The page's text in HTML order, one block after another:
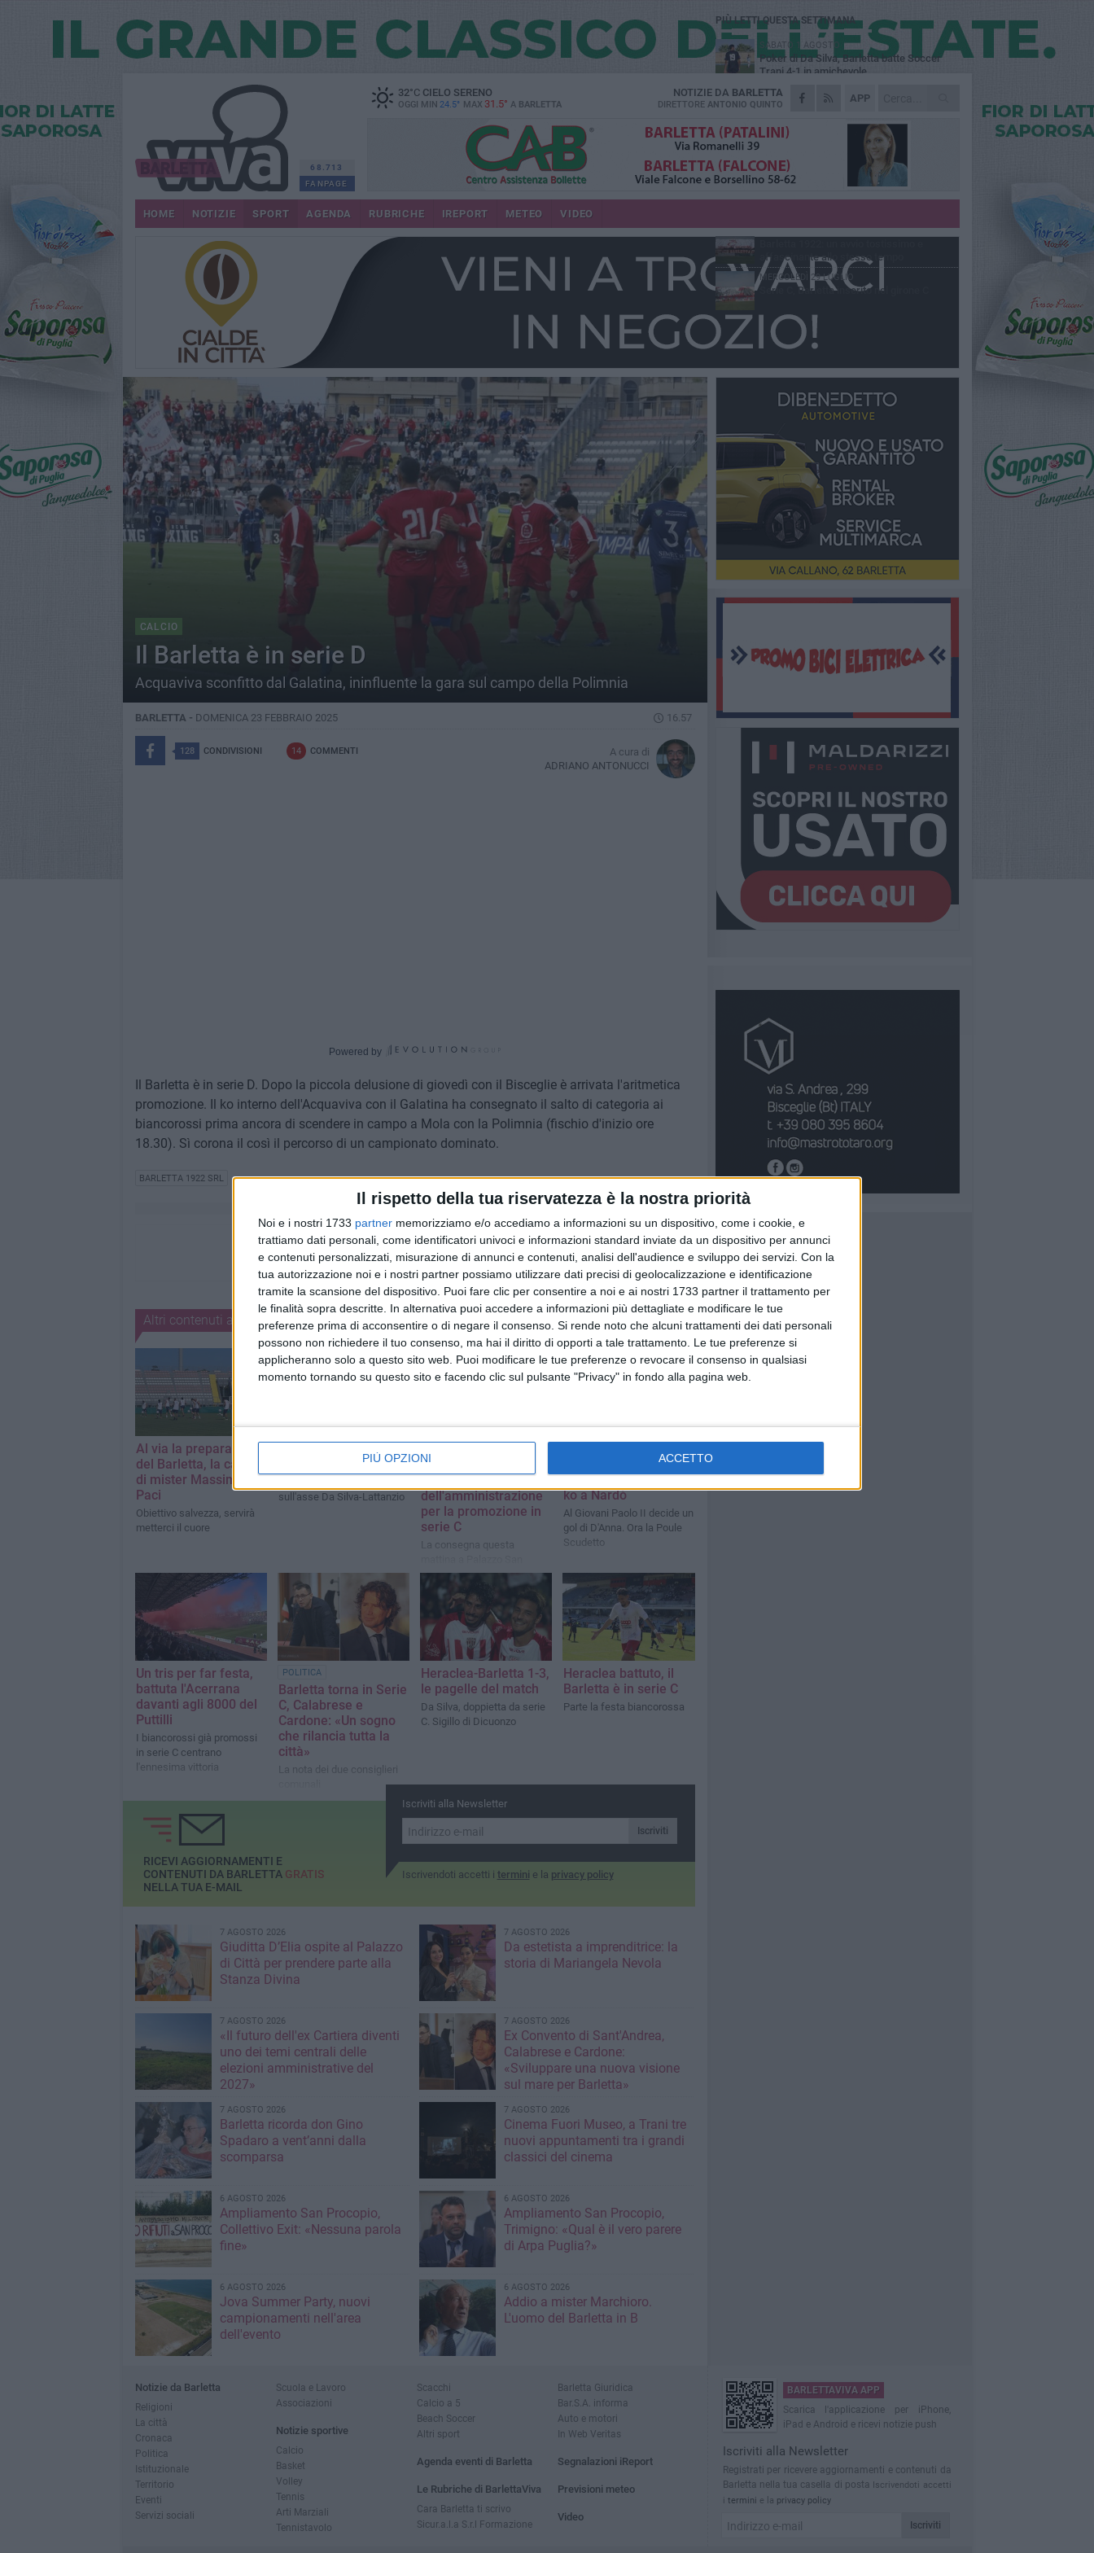
Il rispetto della tua riservatezza è la nostra priorità
Noi e i nostri 1733 partner memorizziamo e/o accediamo a informazioni su un dispositivo, come i cookie, e
trattiamo dati personali, come identificatori univoci e informazioni standard inviate da un dispositivo per annunci
e contenuti personalizzati, misurazione di annunci e contenuti, analisi dell'audience e sviluppo dei servizi. Con la
tua autorizzazione noi e i nostri partner possiamo utilizzare dati precisi di geolocalizzazione e identificazione
tramite la scansione del dispositivo. Puoi fare clic per consentire a noi e ai nostri 1733 partner il trattamento per
le finalità sopra descritte. In alternativa puoi accedere a informazioni più dettagliate e modificare le tue
preferenze prima di acconsentire o di negare il consenso. Si rende noto che alcuni trattamenti dei dati personali
possono non richiedere il tuo consenso, ma hai il diritto di opporti a tale trattamento. Le tue preferenze si
applicheranno solo a questo sito web. Puoi modificare le tue preferenze o revocare il consenso in qualsiasi
momento tornando su questo sito e facendo clic sul pulsante "Privacy" in fondo alla pagina web.
PIÙ OPZIONI ACCETTO
68.713
FANPAGE
32°CCIELO SERENO
OGGI MIN 24.5° MAX 31.5° A BARLETTA
APP
NOTIZIE DA BARLETTA
DIRETTORE ANTONIO QUINTO
HOME NOTIZIE SPORT AGENDA RUBRICHE IREPORT METEO VIDEO
CALCIO
Il Barletta è in serie D
Acquaviva sconfitto dal Galatina, ininfluente la gara sul campo della Polimnia
BARLETTA - DOMENICA 23 FEBBRAIO 2025 16.57
128 CONDIVISIONI 14 COMMENTI
A cura di
ADRIANO ANTONUCCI
Powered by
Il Barletta è in serie D. Dopo la piccola delusione di giovedì con il Bisceglie è arrivata l'aritmetica
promozione. Il ko interno dell'Acquaviva con il Galatina ha consegnato il salto di categoria ai
biancorossi prima ancora di scendere in campo a Mola con la Polimnia (fischio d'inizio ore
18.30). Sì corona il così il percorso di un campionato dominato.
BARLETTA 1922 SRL
Altri contenuti a tema
Al via la preparazione
del Barletta, la carica
di mister Massimo
Paci
Obiettivo salvezza, servirà
metterci il cuore
Barletta-Savoia 2-1, le
pagelle del match
sull'asse Da Silva-Lattanzio
Al Barletta 1922
dell'amministrazione
per la promozione in
serie C
La consegna questa
Domenico
promosso in C chiude
il campionato con un
ko a Nardò
Al Giovani Paolo II decide un
gol di D'Anna. Ora la Poule
Scudetto
Un tris per far festa,
battuta l'Acerrana
davanti agli 8000 del
Puttilli
I biancorossi già promossi
in serie C centrano
l'ennesima vittoria
POLITICA
Barletta torna in Serie
C, Calabrese e
Cardone: «Un sogno
che rilancia tutta la
città»
La nota dei due consiglieri
Heraclea-Barletta 1-3,
le pagelle del match
Da Silva, doppietta da serie
C. Sigillo di Dicuonzo
Heraclea battuto, il
Barletta è in serie C
Parte la festa biancorossa
Iscriviti alla Newsletter
Iscriviti
Iscrivendoti accetti i termini e la privacy policy
RICEVI AGGIORNAMENTI E
CONTENUTI DA BARLETTA GRATIS
NELLA TUA E-MAIL
7 AGOSTO 2026
Giuditta D’Elia ospite al Palazzo
di Città per prendere parte alla
Stanza Divina
7 AGOSTO 2026
Da estetista a imprenditrice: la
storia di Mariangela Nevola
7 AGOSTO 2026
«Il futuro dell'ex Cartiera diventi
uno dei temi centrali delle
elezioni amministrative del
2027»
7 AGOSTO 2026
Ex Convento di Sant'Andrea,
Calabrese e Cardone:
«Sviluppare una nuova visione
sul mare per Barletta»
7 AGOSTO 2026
Barletta ricorda don Gino
Spadaro a vent’anni dalla
scomparsa
7 AGOSTO 2026
Cinema Fuori Museo, a Trani tre
nuovi appuntamenti tra i grandi
classici del cinema
6 AGOSTO 2026
Ampliamento San Procopio,
Collettivo Exit: «Nessuna parola
fine»
6 AGOSTO 2026
Ampliamento San Procopio,
Trimigno: «Qual è il vero parere
di Arpa Puglia?»
6 AGOSTO 2026
Jova Summer Party, nuovi
campionamenti nell'area
dell'evento
6 AGOSTO 2026
Addio a mister Marchioro.
L'uomo del Barletta in B
PIÙ LETTI QUESTA SETTIMANA
SABATO 1 AGOSTO
Poker di Da Silva, Barletta batte Soccer
Trani 4-1 in amichevole
VENERDÌ 31 LUGLIO
Serie C Sky Wifi: fissate date e orari delle
VENERDÌ 31 LUGLIO
Il calcio italiano piange l'immenso Franco
Baresi
GIOVEDÌ 6 AGOSTO
Addio a mister Marchioro. L'uomo del
VENERDÌ 31 LUGLIO
affascinante allo stesso tempo
MERCOLEDÌ 29 LUGLIO
Serie C, Barletta inserito nel girone C
Notizie da Barletta
Religioni
La città
Cronaca
Politica
Istituzionale
Territorio
Eventi
Servizi sociali
Scuola e Lavoro
Associazioni
Notizie sportive
Calcio
Basket
Volley
Tennis
Arti Marziali
Tennistavolo
Scacchi
Calcio a 5
Beach Soccer
Altri sport
Agenda eventi di Barletta
Le Rubriche di BarlettaViva
Cara Barletta ti scrivo
Sicur.a.l.a S.r.l Formazione
Barletta Giuridica
Bar.S.A. informa
Auto e motori
In Web Veritas
Segnalazioni iReport
Previsioni meteo
Video
BARLETTAVIVA APP
Scarica l'applicazione per iPhone,
iPad e Android e ricevi notizie push
Iscriviti alla Newsletter
Registrati per ricevere aggiornamenti e contenuti da
Barletta nella tua casella di posta Iscrivendoti accetti
i termini e la privacy policy
Iscriviti